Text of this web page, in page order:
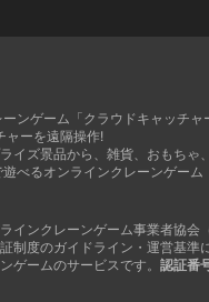
ンゲーム「クラウドキャッチャ
ャーを遠隔操作!
イズ景品から、雑貨、おもちゃ
べるオンラインクレーンゲーム
インクレーンゲーム事業者協会
制度のガイドライン・運営基準
ゲームのサービスです。 認証番